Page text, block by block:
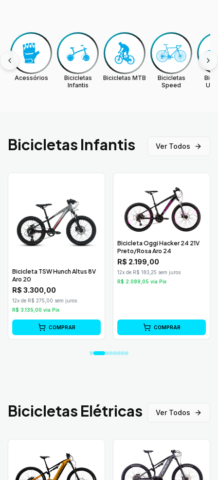
Acessórios
Bicicletas
Infantis
Bicicletas MTB
Bicicletas
Speed
Bicicletas Infantis Ver Todos
Bicicleta TSW Hunch Altus 8V
Aro 20
R$ 3.300,00
12x de R$ 275,00 sem juros
R$ 3.135,00 via Pix
COMPRAR
Bicicleta Oggi Hacker 24 21V
Preto/Rosa Aro 24
R$ 2.199,00
12x de R$ 183,25 sem juros
R$ 2.089,05 via Pix
COMPRAR
Bicicletas Elétricas Ver Todos